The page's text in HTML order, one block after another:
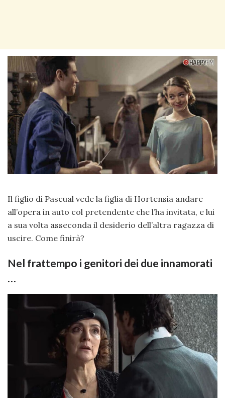
Il figlio di Pascual vede la figlia di Hortensia andare
all’opera in auto col pretendente che l’ha invitata, e lui
a sua volta asseconda il desiderio dell’altra ragazza di
uscire. Come finirà?
Nel frattempo i genitori dei due innamorati
…